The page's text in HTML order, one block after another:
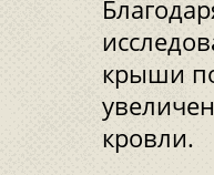
крыши
кровли.